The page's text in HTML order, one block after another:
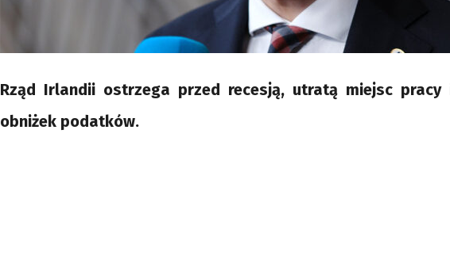
Rząd Irlandii ostrzega przed recesją, utratą miejsc pracy
obniżek podatków.